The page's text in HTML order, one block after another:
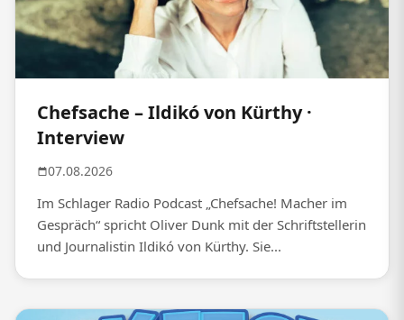
Chefsache – Ildikó von Kürthy ·
Interview
07.08.2026
Im Schlager Radio Podcast „Chefsache! Macher im
Gespräch“ spricht Oliver Dunk mit der Schriftstellerin
und Journalistin Ildikó von Kürthy. Sie...